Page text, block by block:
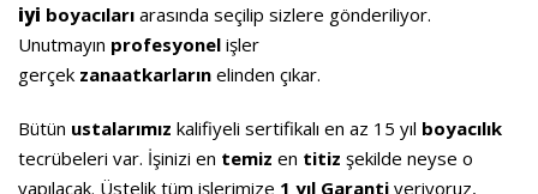
iyi boyacıları arasında seçilip sizlere gönderiliyor.
Unutmayın profesyonel işler
gerçek zanaatkarların elinden çıkar.
Bütün ustalarımız kalifiyeli sertifikalı en az 15 yıl boyacılık
tecrübeleri var. İşinizi en temiz en titiz şekilde neyse o
yapılacak. Üstelik tüm işlerimize 1 yıl Garanti veriyoruz,